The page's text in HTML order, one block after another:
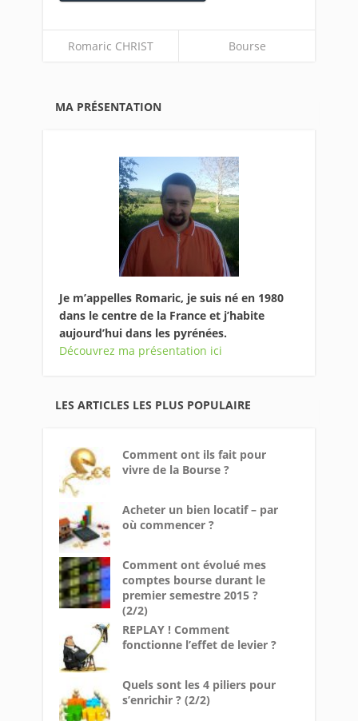
Romaric CHRIST Bourse
MA PRÉSENTATION
Je m’appelles Romaric, je suis né en 1980
dans le centre de la France et j’habite
aujourd’hui dans les pyrénées.
Découvrez ma présentation ici
LES ARTICLES LES PLUS POPULAIRE
Comment ont ils fait pour
vivre de la Bourse ?
Acheter un bien locatif – par
où commencer ?
Comment ont évolué mes
comptes bourse durant le
premier semestre 2015 ?
(2/2)
REPLAY ! Comment
fonctionne l’effet de levier ?
Quels sont les 4 piliers pour
s’enrichir ? (2/2)